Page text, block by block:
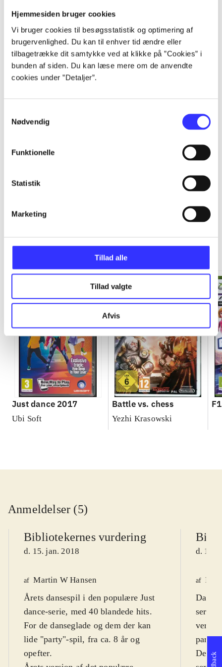
Hjemmesiden bruger cookies
Vi bruger cookies til besøgsstatistik og optimering af
brugervenlighed. Du kan til enhver tid ændre eller
tilbagetrække dit samtykke ved at klikke på ”Cookies” i
bunden af siden. Du kan læse mere om de anvendte
cookies under ”Detaljer”.
Nødvendig
Funktionelle
Statistik
Marketing
Tillad alle
Tillad valgte
Afvis
Alle registrerede artikler fordelt på udgivelser
...
...
Minder om
Just dance 2017
Ubi Soft
Battle vs. chess
Yezhi Krasowski
Anmeldelser (5)
Bibliotekernes vurdering
d. 15. jan. 2018
af Martin W Hansen
Årets dansespil i den populære Just
dance-serie, med 40 blandede hits.
For de danseglade og dem der kan
lide "party"-spil, fra ca. 8 år og
opefter.
d. 10.
af
serie.
party-
Dette